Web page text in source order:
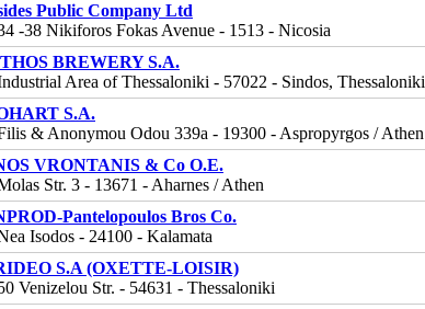
Public Company Ltd
-38 Nikiforos Fokas Avenue - 1513 - Nicosia
BREWERY S.A.
Area of Thessaloniki - 57022 - Sindos, Thessaloniki
S.A.
& Anonymou Odou 339a - 19300 - Aspropyrgos / Athen
VRONTANIS & Co O.E.
Str. 3 - 13671 - Aharnes / Athen
Pantelopoulos Bros Co.
Isodos - 24100 - Kalamata
S.A (OXETTE-LOISIR)
Venizelou Str. - 54631 - Thessaloniki